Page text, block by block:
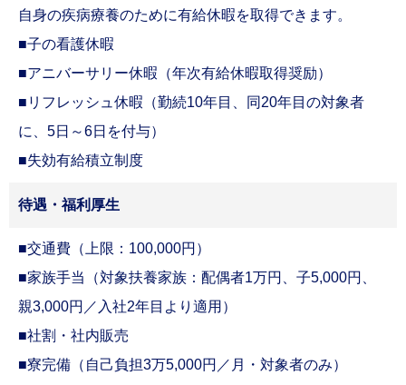
自身の疾病療養のために有給休暇を取得できます。
■子の看護休暇
■アニバーサリー休暇（年次有給休暇取得奨励）
■リフレッシュ休暇（勤続10年目、同20年目の対象者
に、5日～6日を付与）
■失効有給積立制度
待遇・福利厚生
■交通費（上限：100,000円）
■家族手当（対象扶養家族：配偶者1万円、子5,000円、
親3,000円／入社2年目より適用）
■社割・社内販売
■寮完備（自己負担3万5,000円／月・対象者のみ）